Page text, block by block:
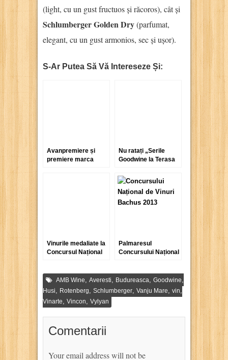
(light, cu un gust fructuos și răcoros), cât și
Schlumberger Golden Dry(parfumat,
elegant, cu un gust armonios, sec și ușor).
S-Ar Putea Să Vă Intereseze Și:
Avanpremiere și
premiere marca
Nu ratați „Serile
Goodwine la Terasa
Vinurile medaliate la
Concursul Național
2012
Palmaresul
Concursului Național
AMB Wine
Averesti Budureasca Goodwine
Husi Rotenberg Schlumberger Vanju Mare vin
Vinarte Vincon Vylyan
Comentarii
Your email address will not be